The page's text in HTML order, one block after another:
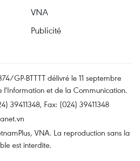
VNA
Publicité
GP-BTTTT délivré le 11 septembre
l'Information et de la Communication.
39411348, Fax: (024) 39411348
VNA. La reproduction sans la
est interdite.